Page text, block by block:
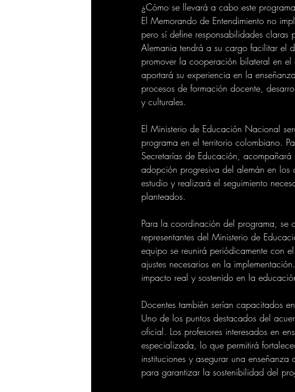
¿Cómo se llevará a cabo este
El Memorando de Entendimiento no
pero sí define responsabilidades
Alemania tendrá a su cargo facilitar el
promover la cooperación bilateral en el
aportará su experiencia en la
procesos de formación docente,
y culturales.
El Ministerio de Educación Nacional
programa en el territorio colombiano.
Secretarías de Educación,
adopción progresiva del alemán en
estudio y realizará el seguimiento
planteados.
Para la coordinación del programa,
representantes del Ministerio de
equipo se reunirá periódicamente con
ajustes necesarios en la
impacto real y sostenido en la
Docentes también serían capacitados
Uno de los puntos destacados del
oficial. Los profesores interesados en
especializada, lo que permitirá
instituciones y asegurar una
para garantizar la sostenibilidad del